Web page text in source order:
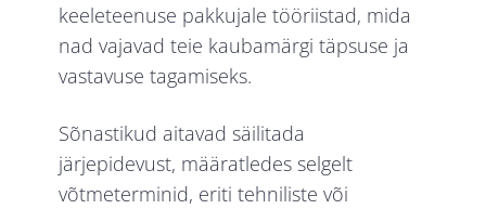
keeleteenuse pakkujale tööriistad, mida
nad vajavad teie kaubamärgi täpsuse ja
vastavuse tagamiseks.
Sõnastikud aitavad säilitada
järjepidevust, määratledes selgelt
võtmeterminid, eriti tehniliste või